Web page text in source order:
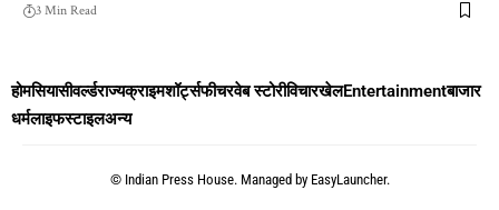
3 Min Read
होमसियासीवर्ल्डराज्यक्राइमशॉर्ट्सफीचरवेब स्टोरीविचारखेलEntertainmentबाजार
धर्मलाइफस्टाइलअन्य
© Indian Press House. Managed by EasyLauncher.